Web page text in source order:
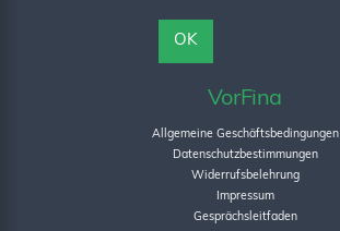
VorFina
Allgemeine Geschäftsbedingungen
Datenschutzbestimmungen
Widerrufsbelehrung
Impressum
Gesprächsleitfaden